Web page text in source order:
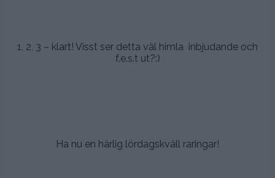
1, 2, 3 – klart! Visst ser detta väl himla inbjudande och
f.e.s.t ut?:)
Ha nu en härlig lördagskväll raringar!